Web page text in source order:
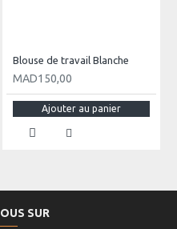
Blouse de travail Blanche
MAD150,00
Ajouter au panier
SUR